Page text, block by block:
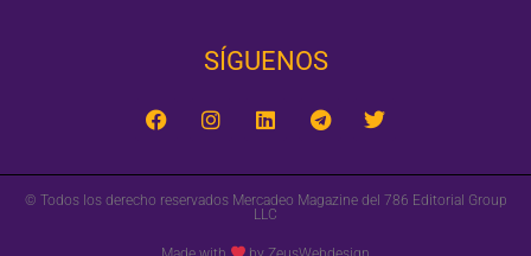
SÍGUENOS‎
© Todos los derecho reservados Mercadeo Magazine del 786 Editorial Group
LLC